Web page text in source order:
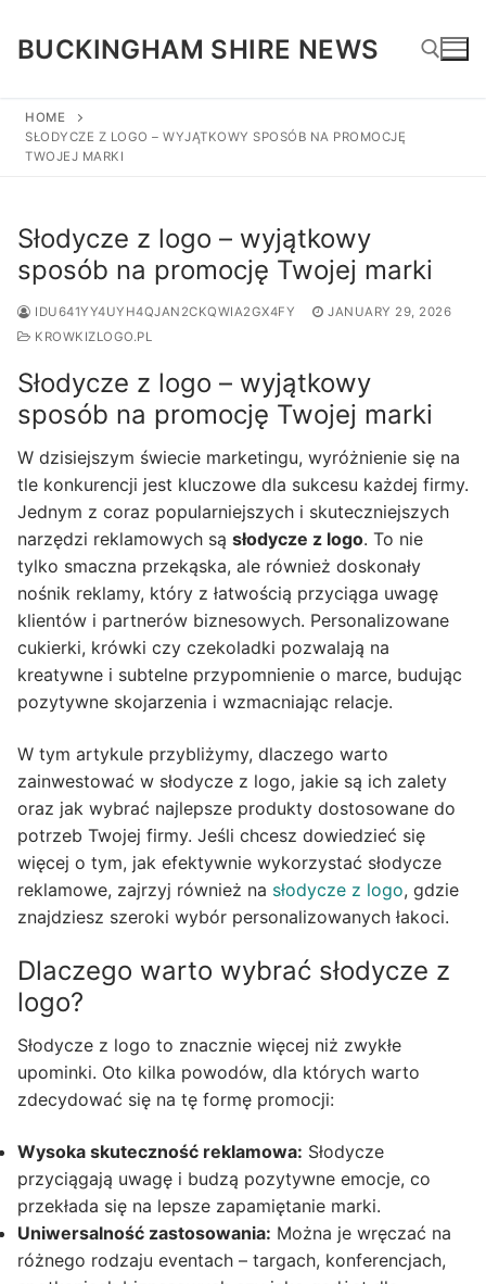
content
BUCKINGHAM SHIRE NEWS
Search for:
HOME
SŁODYCZE Z LOGO – WYJĄTKOWY SPOSÓB NA PROMOCJĘ
TWOJEJ MARKI
Słodycze z logo – wyjątkowy
sposób na promocję Twojej marki
IDU641YY4UYH4QJAN2CKQWIA2GX4FY
JANUARY 29, 2026
KROWKIZLOGO.PL
Słodycze z logo – wyjątkowy
sposób na promocję Twojej marki
W dzisiejszym świecie marketingu, wyróżnienie się na
tle konkurencji jest kluczowe dla sukcesu każdej firmy.
Jednym z coraz popularniejszych i skuteczniejszych
narzędzi reklamowych są słodycze z logo. To nie
tylko smaczna przekąska, ale również doskonały
nośnik reklamy, który z łatwością przyciąga uwagę
klientów i partnerów biznesowych. Personalizowane
cukierki, krówki czy czekoladki pozwalają na
kreatywne i subtelne przypomnienie o marce, budując
pozytywne skojarzenia i wzmacniając relacje.
W tym artykule przybliżymy, dlaczego warto
zainwestować w słodycze z logo, jakie są ich zalety
oraz jak wybrać najlepsze produkty dostosowane do
potrzeb Twojej firmy. Jeśli chcesz dowiedzieć się
więcej o tym, jak efektywnie wykorzystać słodycze
reklamowe, zajrzyj również na słodycze z logo, gdzie
znajdziesz szeroki wybór personalizowanych łakoci.
Dlaczego warto wybrać słodycze z
logo?
Słodycze z logo to znacznie więcej niż zwykłe
upominki. Oto kilka powodów, dla których warto
zdecydować się na tę formę promocji:
Wysoka skuteczność reklamowa: Słodycze
przyciągają uwagę i budzą pozytywne emocje, co
przekłada się na lepsze zapamiętanie marki.
Uniwersalność zastosowania: Można je wręczać na
różnego rodzaju eventach – targach, konferencjach,